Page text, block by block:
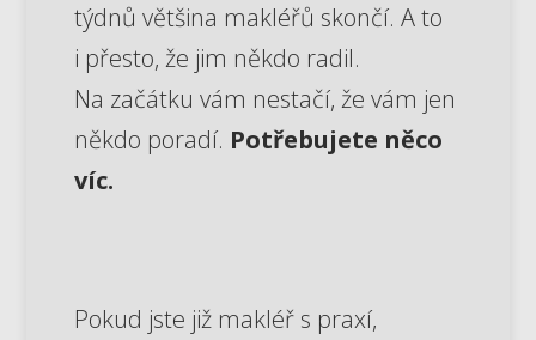
týdnů většina makléřů skončí. A to
i přesto, že jim někdo radil.
Na začátku vám nestačí, že vám jen
někdo poradí. Potřebujete něco
víc.
Pokud jste již makléř s praxí,